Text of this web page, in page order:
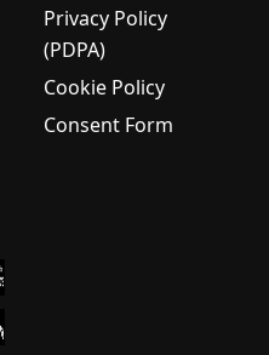
Privacy Policy
(PDPA)
Cookie Policy
Consent Form